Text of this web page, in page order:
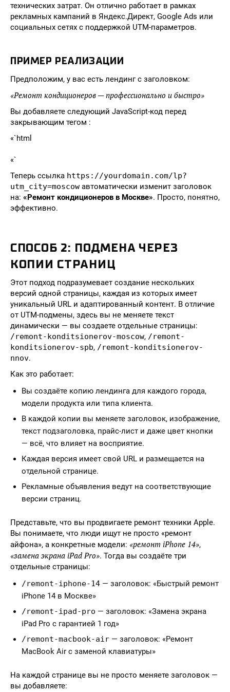
технических затрат. Он отлично работает в рамках
рекламных кампаний в Яндекс.Директ, Google Ads или
социальных сетях с поддержкой UTM-параметров.
ПРИМЕР РЕАЛИЗАЦИИ
Предположим, у вас есть лендинг с заголовком:
«Ремонт кондиционеров — профессионально и быстро»
Вы добавляете следующий JavaScript-код перед
закрывающим тегом :
«`html
«`
Теперь ссылка https://yourdomain.com/lp?
utm_city=moscow автоматически изменит заголовок
на: «Ремонт кондиционеров в Москве». Просто, понятно,
эффективно.
СПОСОБ 2: ПОДМЕНА ЧЕРЕЗ
КОПИИ СТРАНИЦ
Этот подход подразумевает создание нескольких
версий одной страницы, каждая из которых имеет
уникальный URL и адаптированный контент. В отличие
от UTM-подмены, здесь вы не меняете текст
динамически — вы создаете отдельные страницы:
/remont-konditsionerov-moscow, /remont-
konditsionerov-spb, /remont-konditsionerov-
nnov.
Как это работает:
Вы создаёте копию лендинга для каждого города,
модели продукта или типа клиента.
В каждой копии вы меняете заголовок, изображение,
текст подзаголовка, прайс-лист и даже цвет кнопки
— всё, что влияет на восприятие.
Каждая версия имеет свой URL и размещается на
отдельной странице.
Рекламные объявления ведут на соответствующие
версии страниц.
Представьте, что вы продвигаете ремонт техники Apple.
Вы понимаете, что люди ищут не просто «ремонт
айфона», а конкретные модели: «ремонт iPhone 14»,
«замена экрана iPad Pro». Тогда вы создаёте три
отдельные страницы:
/remont-iphone-14 — заголовок: «Быстрый ремонт
iPhone 14 в Москве»
/remont-ipad-pro — заголовок: «Замена экрана
iPad Pro с гарантией 1 год»
/remont-macbook-air — заголовок: «Ремонт
MacBook Air с заменой клавиатуры»
На каждой странице вы не просто меняете заголовок —
вы добавляете: